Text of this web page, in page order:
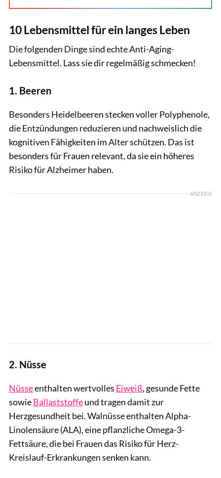
10 Lebensmittel für ein langes Leben
Die folgenden Dinge sind echte Anti-Aging-
Lebensmittel. Lass sie dir regelmäßig schmecken!
1. Beeren
Besonders Heidelbeeren stecken voller Polyphenole,
die Entzündungen reduzieren und nachweislich die
kognitiven Fähigkeiten im Alter schützen. Das ist
besonders für Frauen relevant, da sie ein höheres
Risiko für Alzheimer haben.
ANZEIGE
2. Nüsse
Nüsseenthalten wertvolles Eiweiß, gesunde Fette
sowieBallaststoffeund tragen damit zur
Herzgesundheit bei. Walnüsse enthalten Alpha-
Linolensäure (ALA), eine pflanzliche Omega-3-
Fettsäure, die bei Frauen das Risiko für Herz-
Kreislauf-Erkrankungen senken kann.